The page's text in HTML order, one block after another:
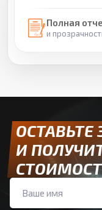
Полная
и
ОСТАВЬТЕ
И